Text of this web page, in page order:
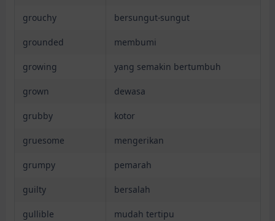
grouchy bersungut-sungut
grounded membumi
growing yang semakin bertumbuh
grown dewasa
grubby kotor
gruesome mengerikan
grumpy pemarah
guilty bersalah
gullible mudah tertipu